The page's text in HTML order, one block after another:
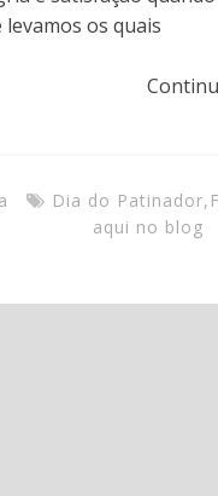
os quais
Dia do Patinador,
aqui no blog